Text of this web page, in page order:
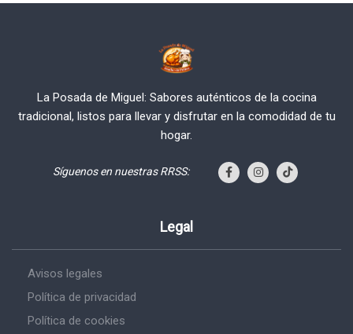
La Posada de Miguel: Sabores auténticos de la cocina
tradicional, listos para llevar y disfrutar en la comodidad de tu
hogar.
Síguenos en nuestras RRSS:
Legal
Avisos legales
Política de privacidad
Política de cookies